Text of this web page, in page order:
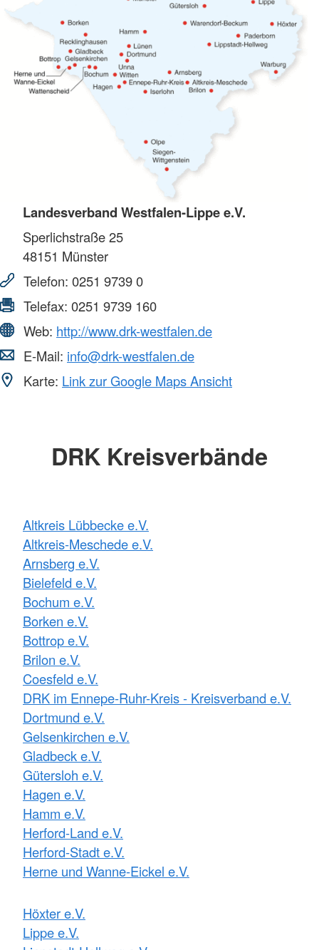
Landesverband Westfalen-Lippe e.V.
Sperlichstraße 25
48151 Münster
Telefon: 0251 9739 0
Telefax: 0251 9739 160
Web: http://www.drk-westfalen.de
E-Mail: info@drk-westfalen.de
Karte: Link zur Google Maps Ansicht
DRK Kreisverbände
Altkreis Lübbecke e.V.
Altkreis-Meschede e.V.
Arnsberg e.V.
Bielefeld e.V.
Bochum e.V.
Borken e.V.
Bottrop e.V.
Brilon e.V.
Coesfeld e.V.
DRK im Ennepe-Ruhr-Kreis - Kreisverband e.V.
Dortmund e.V.
Gelsenkirchen e.V.
Gladbeck e.V.
Gütersloh e.V.
Hagen e.V.
Hamm e.V.
Herford-Land e.V.
Herford-Stadt e.V.
Herne und Wanne-Eickel e.V.
Höxter e.V.
Lippe e.V.